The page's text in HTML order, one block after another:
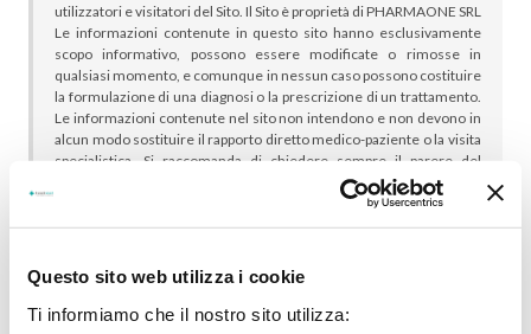
Questo sito web utilizza i cookie
Ti informiamo che il nostro sito utilizza:
utilizzatori e visitatori del Sito. Il Sito è proprietà di PHARMAONE SRL
Le informazioni contenute in questo sito hanno esclusivamente
scopo informativo, possono essere modificate o rimosse in
qualsiasi momento, e comunque in nessun caso possono costituire
la formulazione di una diagnosi o la prescrizione di un trattamento.
Le informazioni contenute nel sito non intendono e non devono in
alcun modo sostituire il rapporto diretto medico-paziente o la visita
specialistica. Si raccomanda di chiedere sempre il parere del
proprio medico curante e/o di specialisti riguardo qualsiasi
indicazione riportata. Se si hanno dubbi o quesiti sull’uso di un
medicinale è necessario consultare il proprio medico.